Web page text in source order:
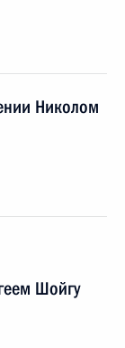
Николом
Шойгу